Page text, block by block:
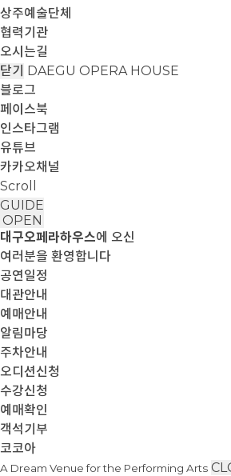
상주예술단체
협력기관
오시는길
닫기 DAEGU OPERA HOUSE
블로그
페이스북
인스타그램
유튜브
카카오채널
Scroll
GUIDE
OPEN
대구오페라하우스에 오신
여러분을 환영합니다
공연일정
대관안내
예매안내
알림마당
주차안내
오디션신청
수강신청
예매확인
객석기부
코코아
A Dream Venue for the Performing Arts